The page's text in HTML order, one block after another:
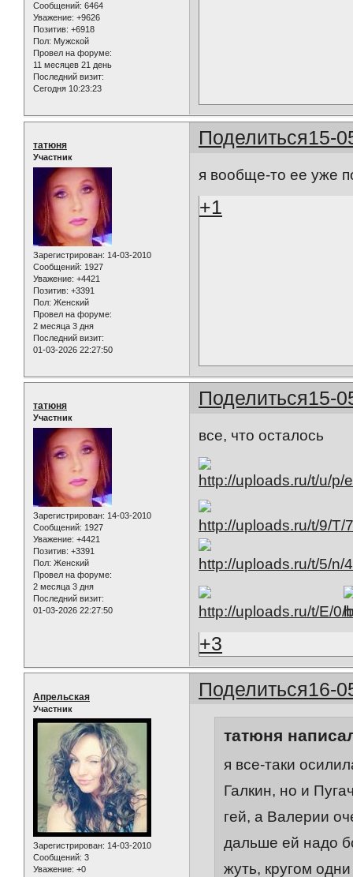
Сообщений: 6464
Уважение: +9626
Позитив: +6918
Пол: Мужской
Провел на форуме:
11 месяцев 21 день
Последний визит:
Сегодня 10:23:23
Поделиться15-
татюня
Участник
Зарегистрирован: 14-03-2010
Сообщений: 1927
Уважение: +4421
Позитив: +3391
Пол: Женский
Провел на форуме:
2 месяца 3 дня
Последний визит:
01-03-2026 22:27:50
я вообще-то ее уже
+1
Поделиться15-
татюня
Участник
Зарегистрирован: 14-03-2010
Сообщений: 1927
Уважение: +4421
Позитив: +3391
Пол: Женский
Провел на форуме:
2 месяца 3 дня
Последний визит:
01-03-2026 22:27:50
все, что осталось
+3
Поделиться16-
Апрельская
Участник
Зарегистрирован: 14-03-2010
Сообщений: 3
Уважение: +0
татюня
я все-таки
Галкин, но и
гей, а Валерии
дальше ей надо
жуть, кругом